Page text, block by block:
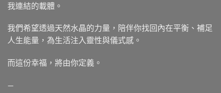
我連結的載體。
我們希望透過天然水晶的力量，陪伴你找回內在平衡、補足
人生能量，為生活注入靈性與儀式感。
而這份幸福，將由你定義。
—